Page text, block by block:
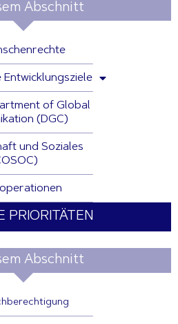
Abschnitt
Entwicklungsziele
of Global
(DGC)
und Soziales
PRIORITÄTEN
Abschnitt